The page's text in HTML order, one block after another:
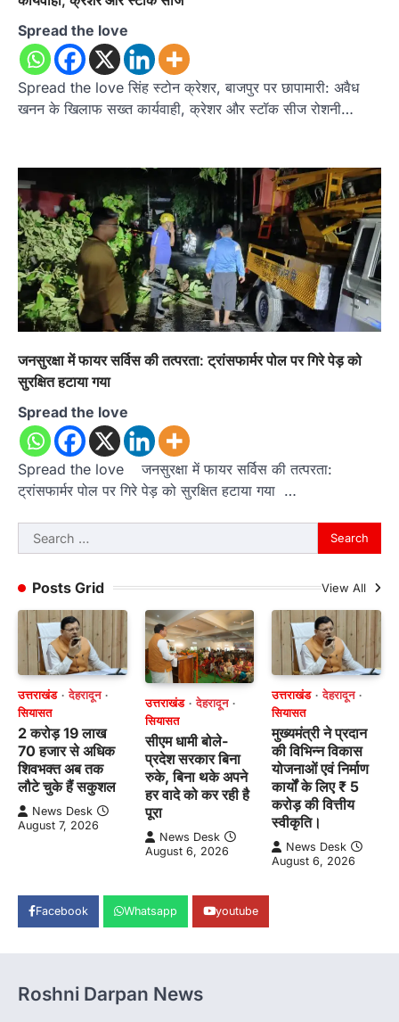
Spread the love
Spread the love सिंह स्टोन क्रेशर, बाजपुर पर छापामारी: अवैध
खनन के खिलाफ सख्त कार्यवाही, क्रेशर और स्टॉक सीज रोशनी…
जनसुरक्षा में फायर सर्विस की तत्परता: ट्रांसफार्मर पोल पर गिरे पेड़ को
सुरक्षित हटाया गया
Spread the love
Spread the love जनसुरक्षा में फायर सर्विस की तत्परता:
ट्रांसफार्मर पोल पर गिरे पेड़ को सुरक्षित हटाया गया …
Search
for:
Posts Grid
View All
उत्तराखंड
देहरादून
सियासत
2 करोड़ 19 लाख
70 हजार से अधिक
शिवभक्त अब तक
लौटे चुके हैं सकुशल
News Desk
August 7, 2026
उत्तराखंड
देहरादून
सियासत
सीएम धामी बोले-
प्रदेश सरकार बिना
रुके, बिना थके अपने
हर वादे को कर रही है
पूरा
News Desk
August 6, 2026
उत्तराखंड
देहरादून
सियासत
मुख्यमंत्री ने प्रदान
की विभिन्न विकास
योजनाओं एवं निर्माण
कार्यों के लिए ₹ 5
करोड़ की वित्तीय
स्वीकृति।
News Desk
August 6, 2026
Facebook Whatsapp youtube
Roshni Darpan News